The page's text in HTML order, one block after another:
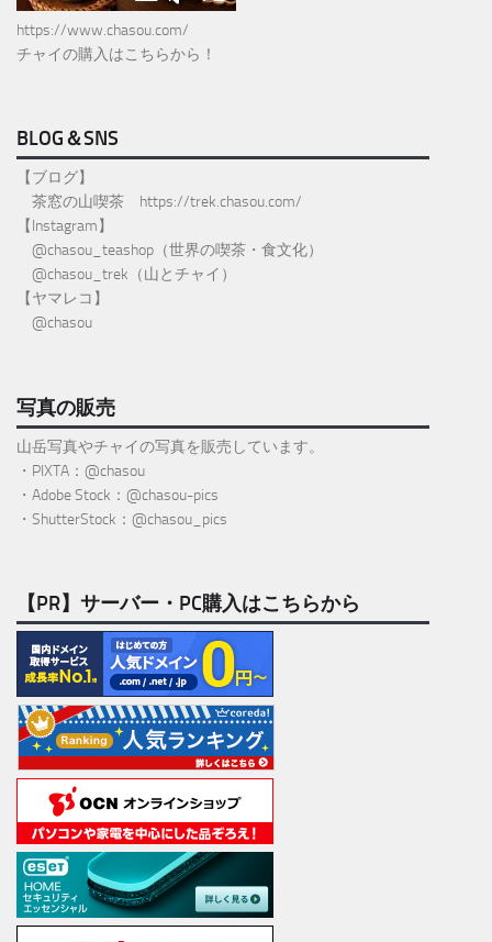
https://www.chasou.com/
チャイの購入はこちらから！
BLOG＆SNS
【ブログ】
茶窓の山喫茶 https://trek.chasou.com/
【Instagram】
@chasou_teashop （世界の喫茶・食文化）
@chasou_trek （山とチャイ）
【ヤマレコ】
@chasou
写真の販売
山岳写真やチャイの写真を販売しています。
・PIXTA：@chasou
・Adobe Stock：@chasou-pics
・ShutterStock：@chasou_pics
【PR】サーバー・PC購入はこちらから